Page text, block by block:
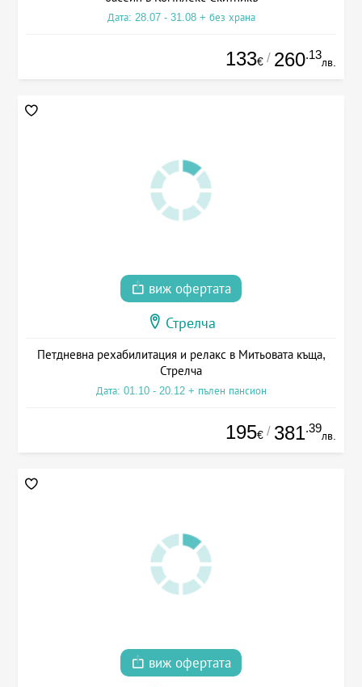
Дата: 28.07 - 31.08 + без храна
133€ / 260.13
лв.
виж офертата
Стрелча
Петдневна рехабилитация и релакс в Митьовата къща,
Стрелча
Дата: 01.10 - 20.12 + пълен пансион
195€ / 381.39
лв.
виж офертата